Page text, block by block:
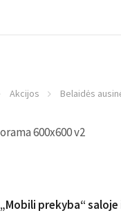
Akcijos Belaidės
„Mobili prekyba“ saloje